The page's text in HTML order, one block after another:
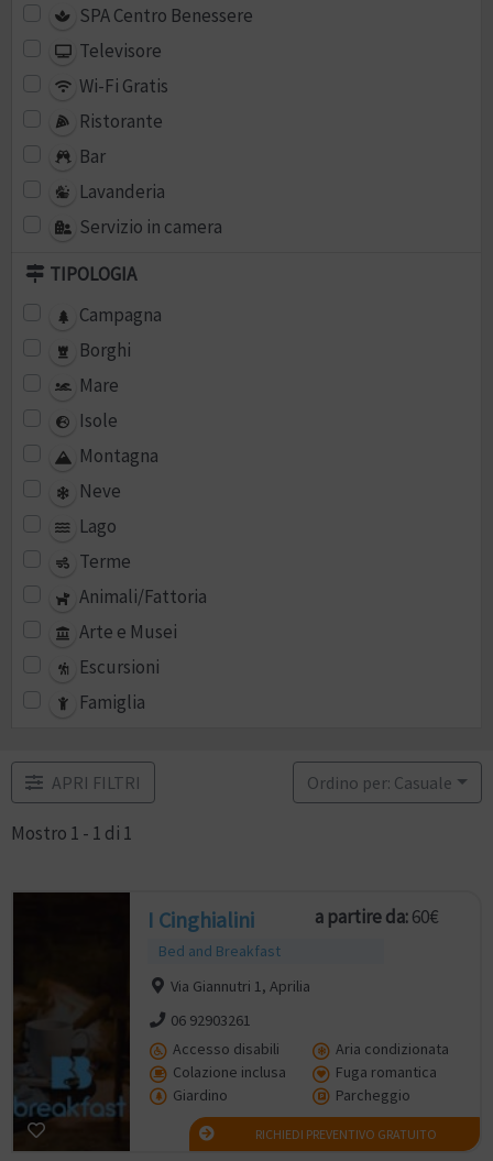
SPA Centro Benessere
Televisore
Wi-Fi Gratis
Ristorante
Bar
Lavanderia
Servizio in camera
TIPOLOGIA
Campagna
Borghi
Mare
Isole
Montagna
Neve
Lago
Terme
Animali/Fattoria
Arte e Musei
Escursioni
Famiglia
APRI FILTRI
Mostro 1 - 1 di 1
Ordino per: Casuale
I Cinghialini
Bed and Breakfast
a partire da:60€
Via Giannutri 1, Aprilia
06 92903261
Accesso disabili
Aria condizionata
Colazione inclusa
Fuga romantica
Giardino
Parcheggio
RICHIEDI PREVENTIVO GRATUITO